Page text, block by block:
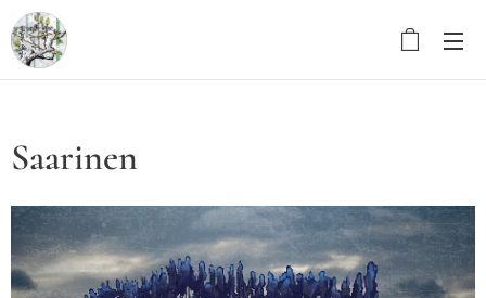
Saarinen